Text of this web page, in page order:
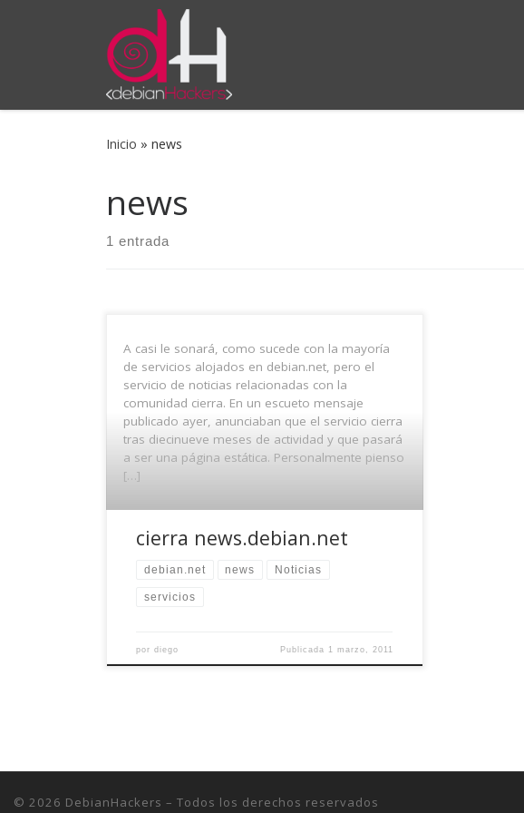
Saltar al contenido
Inicio » news
news
1 entrada
A casi le sonará, como sucede con la mayoría
de servicios alojados en debian.net, pero el
servicio de noticias relacionadas con la
comunidad cierra. En un escueto mensaje
publicado ayer, anunciaban que el servicio cierra
tras diecinueve meses de actividad y que pasará
a ser una página estática. Personalmente pienso
[…]
cierra news.debian.net
debian.net news Noticias
servicios
pordiego Publicada 1 marzo, 2011
© 2026 DebianHackers – Todos los derechos reservados